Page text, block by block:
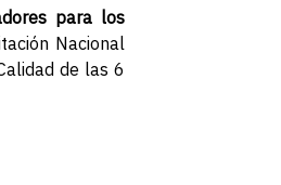
para los
Nacional
de las 6